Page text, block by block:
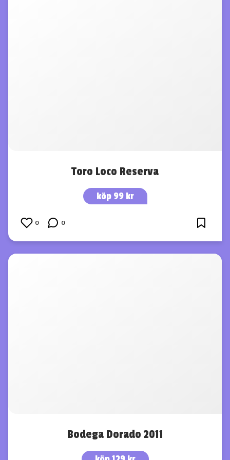
Toro Loco Reserva
köp 99 kr
0 0
Bodega Dorado 2011